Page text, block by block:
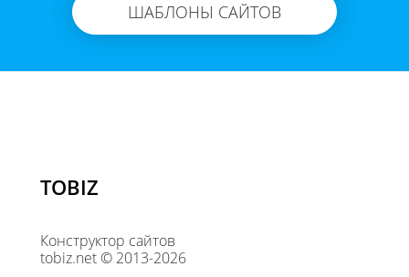
ШАБЛОНЫ САЙТОВ
TOBIZ
Конструктор сайтов
tobiz.net © 2013-2026